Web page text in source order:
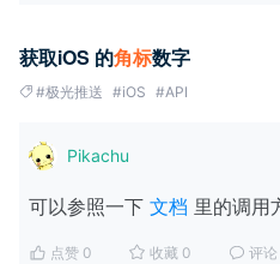
获取iOS 的角标数字
#极光推送 #iOS #API
Pikachu
可以参照一下 文档 里的调用
点赞 0 收藏 0 评